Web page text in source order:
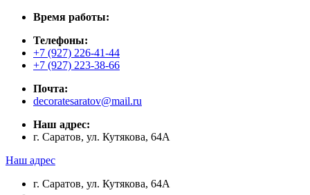
Время работы:
Телефоны:
+7 (927) 226-41-44
+7 (927) 223-38-66
Почта:
decoratesaratov@mail.ru
Наш адрес:
г. Саратов, ул. Кутякова, 64А
Наш адрес
г. Саратов, ул. Кутякова, 64А